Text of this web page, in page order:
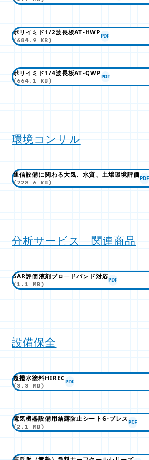
ポリイミド1/2波長板AT-HWP
(684.9 KB)
PDF
ポリイミド1/4波長板AT-QWP
(664.1 KB)
PDF
環境コンサル
通信設備に関わる大気、水質、土壌環境評価
(728.6 KB)
PDF
分析サービス 関連商品
SAR評価液剤ブロードバンド対応
(1.1 MB)
PDF
設備保全
超撥水塗料HIREC
(3.3 MB)
PDF
電気機器設備用結露防止シートG-ブレス
(2.1 MB)
PDF